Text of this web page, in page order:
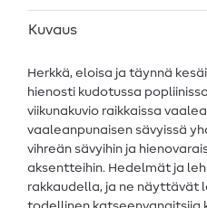
Kuvaus
Herkkä, eloisa ja täynnä
hienosti kudotussa
viikunakuvio raikkaissa
vaaleanpunaisen sävyissä
vihreän sävyihin ja
aksentteihin. Hedelmät ja
rakkaudella, ja ne näyttävät